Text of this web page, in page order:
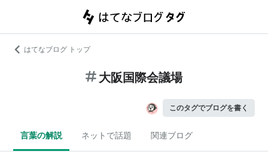
はてなブログ トップ
大阪国際会議場
このタグでブログを書く
言葉の解説 ネットで話題 関連ブログ